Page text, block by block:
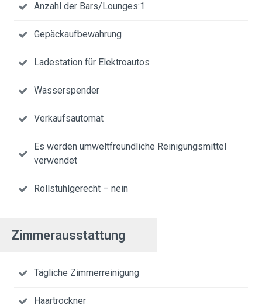
Anzahl der Bars/Lounges:1
Gepäckaufbewahrung
Ladestation für Elektroautos
Wasserspender
Verkaufsautomat
Es werden umweltfreundliche Reinigungsmittel
verwendet
Rollstuhlgerecht – nein
Zimmerausstattung
Tägliche Zimmerreinigung
Haartrockner